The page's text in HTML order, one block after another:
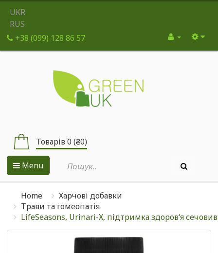
UKR
RUS
+38 (099) 128 86 57
Товарів 0 (₴0)
Menu
Home
Харчові добавки
Трави та гомеопатія
LifeSeasons, Urinari-X, підтримка здоров‘я